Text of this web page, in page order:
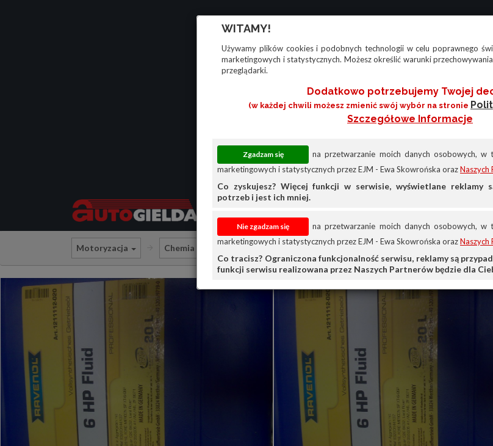
WITAMY!
Używamy plików cookies i podobnych technologii w celu poprawnego
marketingowych i statystycznych. Możesz określić warunki
przeglądarki.
Dodatkowo potrzebujemy Twojej
(w każdej chwili możesz zmienić swój wybór na stronie
Szczegółowe Informacje
na przetwarzanie moich danych osobowych, w
marketingowych i statystycznych przez EJM - Ewa Skowrońska orazNaszych
Co zyskujesz? Więcej funkcji w serwisie, wyświetlane reklamy
potrzeb i jest ich mniej.
na przetwarzanie moich danych osobowych, w
marketingowych i statystycznych przez EJM - Ewa Skowrońska orazNaszych
Co tracisz? Ograniczona funkcjonalność serwisu, reklamy są
funkcji serwisu realizowana przez Naszych Partnerów będzie dla
Motoryzacja Chemia Płyny Eksploatacyjne